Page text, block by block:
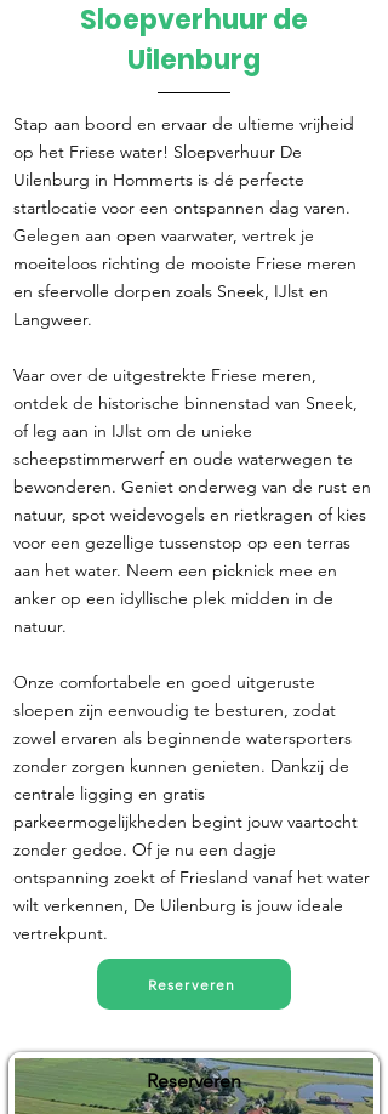
Direct reserveren
Sloepverhuur de
Uilenburg
Stap aan boord en ervaar de ultieme vrijheid
op het Friese water! Sloepverhuur De
Uilenburg in Hommerts is dé perfecte
startlocatie voor een ontspannen dag varen.
Gelegen aan open vaarwater, vertrek je
moeiteloos richting de mooiste Friese meren
en sfeervolle dorpen zoals Sneek, IJlst en
Langweer.
Vaar over de uitgestrekte Friese meren,
ontdek de historische binnenstad van Sneek,
of leg aan in IJlst om de unieke
scheepstimmerwerf en oude waterwegen te
bewonderen. Geniet onderweg van de rust en
natuur, spot weidevogels en rietkragen of kies
voor een gezellige tussenstop op een terras
aan het water. Neem een picknick mee en
anker op een idyllische plek midden in de
natuur.
Onze comfortabele en goed uitgeruste
sloepen zijn eenvoudig te besturen, zodat
zowel ervaren als beginnende watersporters
zonder zorgen kunnen genieten. Dankzij de
centrale ligging en gratis
parkeermogelijkheden begint jouw vaartocht
zonder gedoe. Of je nu een dagje
ontspanning zoekt of Friesland vanaf het water
wilt verkennen, De Uilenburg is jouw ideale
vertrekpunt.
Reserveren
Reserveren